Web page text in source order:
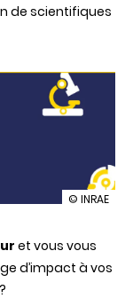
de scientifiques
illustration
-
Centre-
Val
© INRAE
et vous vous
d’impact à vos